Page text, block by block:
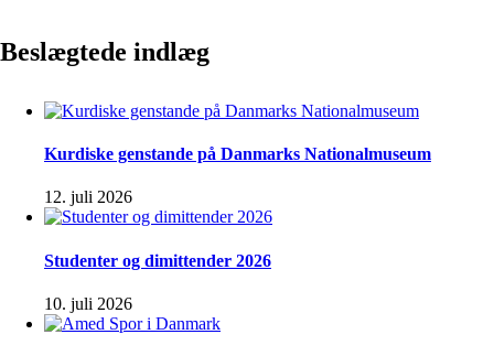
Beslægtede indlæg
Kurdiske genstande på Danmarks Nationalmuseum
12. juli 2026
Studenter og dimittender 2026
10. juli 2026